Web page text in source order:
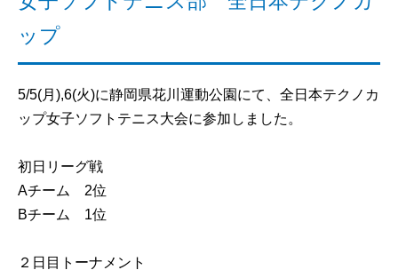
ップ
5/5(月),6(火)に静岡県花川運動公園にて、全日本テクノカ
ップ女子ソフトテニス大会に参加しました。
初日リーグ戦
Aチーム 2位
Bチーム 1位
２日目トーナメント